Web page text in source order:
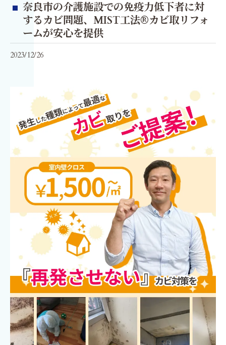
奈良市の介護施設での免疫力低下者に対
するカビ問題、MIST工法®カビ取リフォ
ームが安心を提供
2023/12/26